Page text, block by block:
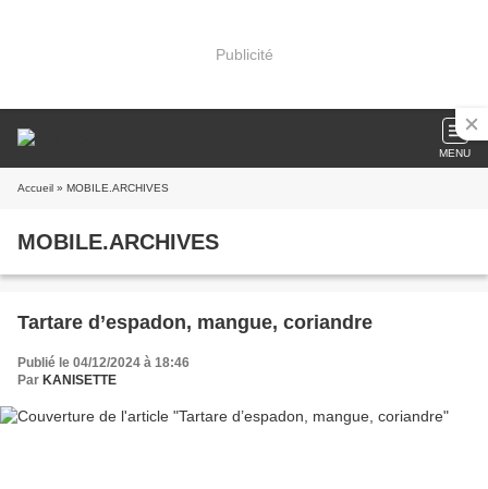
Publicité
MENU
Accueil » MOBILE.ARCHIVES
MOBILE.ARCHIVES
Tartare d’espadon, mangue, coriandre
Publié le 04/12/2024 à 18:46
Par KANISETTE